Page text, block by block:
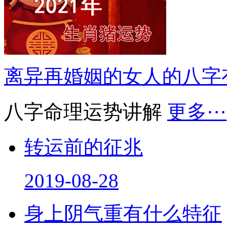
离异再婚姻的女人的八
八字命理运势讲解 更多···
转运前的征兆
2019-08-28
身上阴气重有什么特征